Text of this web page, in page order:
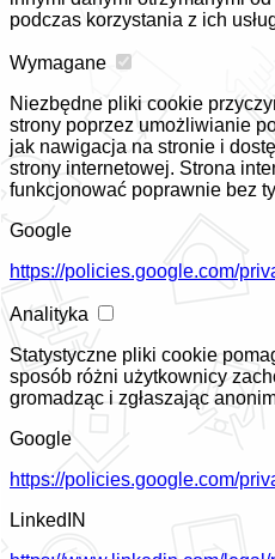
podczas korzystania z ich
Wymagane
Niezbędne pliki cookie
strony poprzez umożliwianie
jak nawigacja na stronie i
strony internetowej. Strona
funkcjonować poprawnie bez
Google
https://policies.google.com/
Analityka
Statystyczne pliki cookie
sposób różni użytkownicy
gromadząc i zgłaszając
Google
https://policies.google.com/
LinkedIN